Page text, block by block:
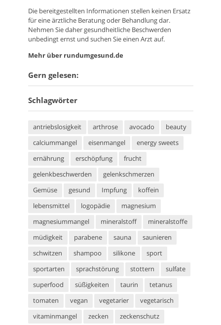
Die bereitgestellten Informationen stellen keinen Ersatz
für eine ärztliche Beratung oder Behandlung dar.
Nehmen Sie daher gesundheitliche Beschwerden
unbedingt ernst und suchen Sie einen Arzt auf.
Mehr über rundumgesund.de
Gern gelesen:
Schlagwörter
antriebslosigkeit arthrose avocado
beauty
calciummangel
eisenmangel
energy sweets
ernährung
erschöpfung
frucht
gelenkbeschwerden
gelenkschmerzen
Gemüse
gesund Impfung
koffein
lebensmittel
logopädie
magnesium
magnesiummangel
mineralstoff
mineralstoffe
müdigkeit
parabene sauna
saunieren
schwitzen
shampoo silikone
sport
sportarten
sprachstörung stottern
sulfate
superfood
süßigkeiten taurin
tetanus
tomaten
vegan vegetarier
vegetarisch
vitaminmangel
zecken zeckenschutz